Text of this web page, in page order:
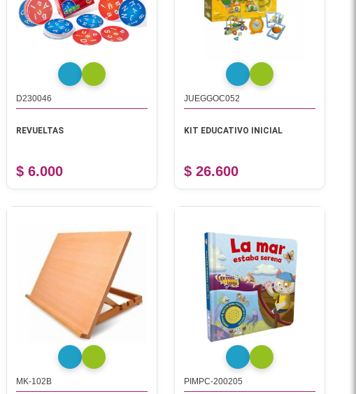
D230046
REVUELTAS
$ 6.000
JUEGGOC052
KIT EDUCATIVO INICIAL
$ 26.600
MK-102B PIMPC-200205